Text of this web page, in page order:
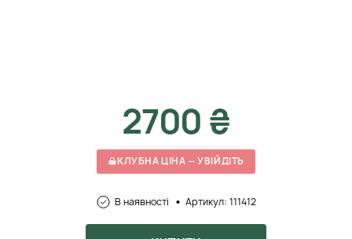
2700 ₴
КЛУБНА ЦІНА — УВІЙДІТЬ
В наявності Артикул: 111412